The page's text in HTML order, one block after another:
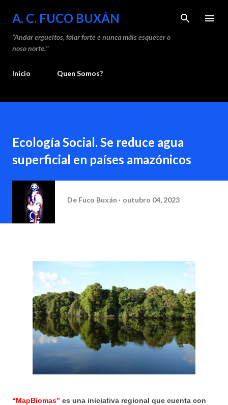
Saltar ao contido principal
A. C. FUCO BUXÁN
“Andar ergueitos, falar forte e nunca máis esquecer o
noso norte."
Inicio Quen Somos?
Ecología Social. Se reduce agua
superficial en países amazónicos
De Fuco Buxán outubro 04, 2023
“MapBiomas” es una iniciativa regional que cuenta con